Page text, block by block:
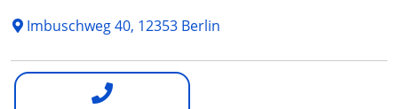
Imbuschweg 40, 12353 Berlin